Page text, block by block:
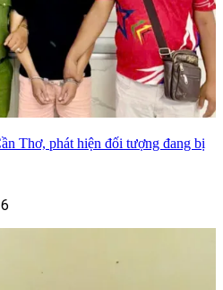
Thơ, phát hiện đối tượng đang bị